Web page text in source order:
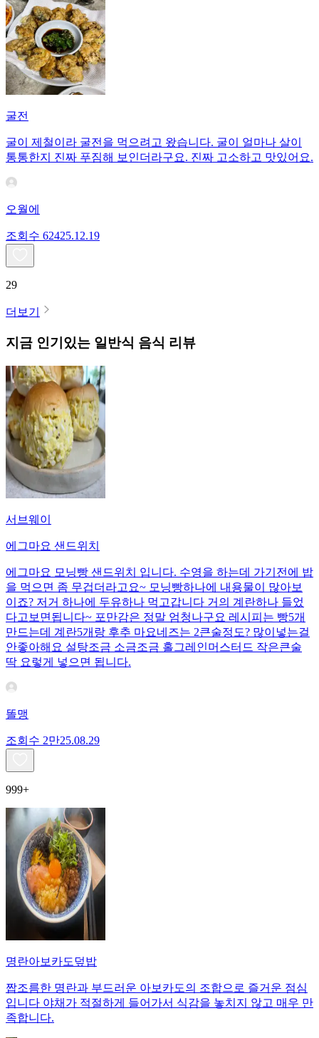
굴전
굴이 제철이라 굴전을 먹으려고 왔습니다. 굴이 얼마나 살이
통통한지 진짜 푸짐해 보인더라구요. 진짜 고소하고 맛있어요.
오월에
조회수 62425.12.19
29
더보기
지금 인기있는 일반식 음식 리뷰
서브웨이
에그마요 샌드위치
에그마요 모닝빵 샌드위치 입니다. 수영을 하는데 가기전에 밥
을 먹으면 좀 무겁더라고요~ 모닝빵하나에 내용물이 많아보
이죠? 저거 하나에 두유하나 먹고갑니다 거의 계란하나 들었
다고보면됩니다~ 포만감은 정말 엄청나구요 레시피는 빵5개
만드는데 계란5개랑 후추 마요네즈는 2큰술정도? 많이넣는걸
안좋아해요 설탕조금 소금조금 홀그레인머스터드 작은큰술
딱 요렇게 넣으면 됩니다.
똘맹
조회수 2만25.08.29
999+
명란아보카도덮밥
짭조름한 명란과 부드러운 아보카도의 조합으로 즐거운 점심
입니다 야채가 적절하게 들어가서 식감을 놓치지 않고 매우 만
족합니다.